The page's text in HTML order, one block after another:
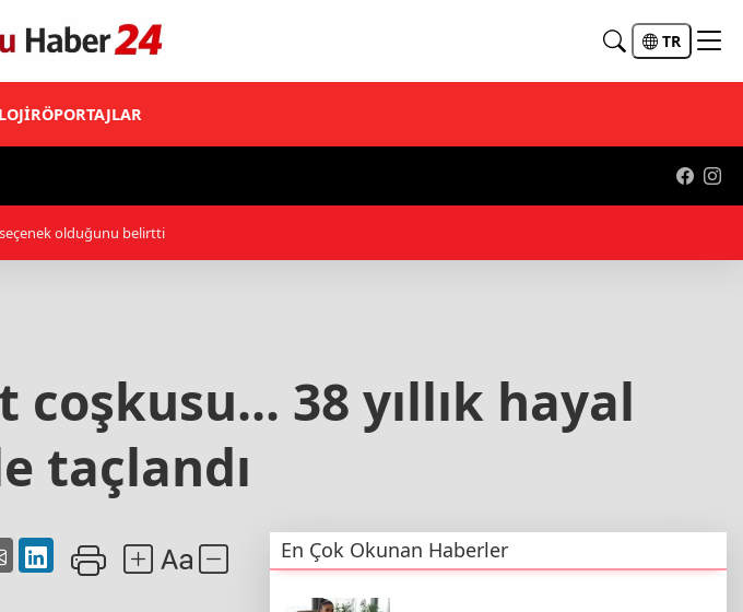
TR
RÖPORTAJLAR
sürdürdü
38 yıllık hayal
taçlandı
En Çok Okunan Haberler